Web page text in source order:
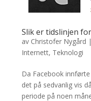
Slik er tidslinjen
av Christofer Nygård |
Internett, Teknologi
Da Facebook
det på sedvanlig vis
periode på noen